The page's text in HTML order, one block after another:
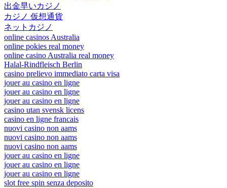
出金早いカジノ
カジノ 仮想通貨
ネットカジノ
online casinos Australia
online pokies real money
online casino Australia real money
Halal-Rindfleisch Berlin
casino prelievo immediato carta visa
jouer au casino en ligne
jouer au casino en ligne
jouer au casino en ligne
casino utan svensk licens
casino en ligne francais
nuovi casino non aams
nuovi casino non aams
nuovi casino non aams
jouer au casino en ligne
jouer au casino en ligne
jouer au casino en ligne
slot free spin senza deposito